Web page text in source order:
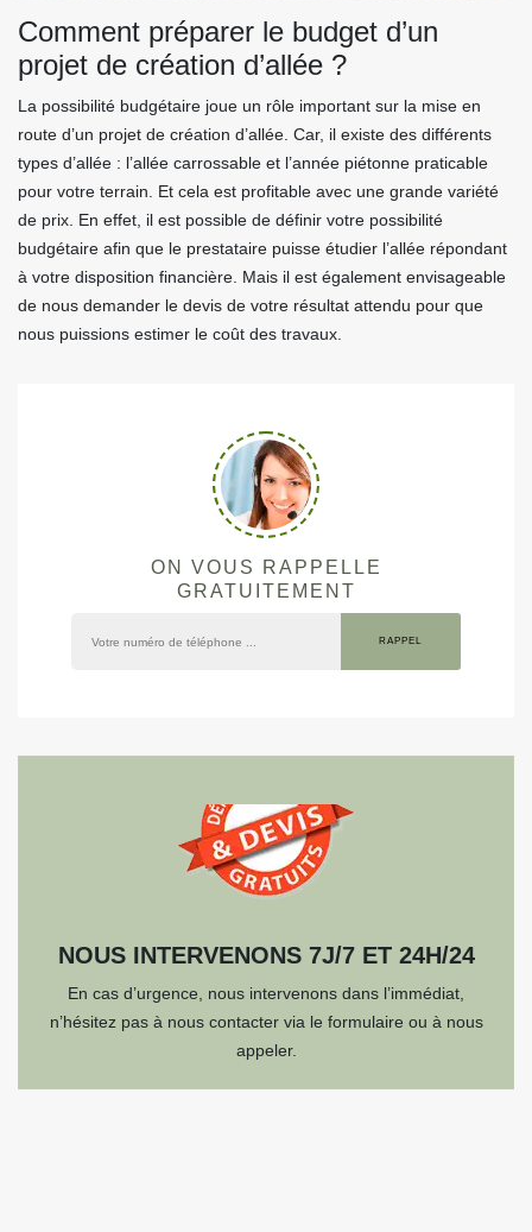
Comment préparer le budget d’un
projet de création d’allée ?
La possibilité budgétaire joue un rôle important sur la mise en
route d’un projet de création d’allée. Car, il existe des différents
types d’allée : l’allée carrossable et l’année piétonne praticable
pour votre terrain. Et cela est profitable avec une grande variété
de prix. En effet, il est possible de définir votre possibilité
budgétaire afin que le prestataire puisse étudier l’allée répondant
à votre disposition financière. Mais il est également envisageable
de nous demander le devis de votre résultat attendu pour que
nous puissions estimer le coût des travaux.
ON VOUS RAPPELLE
GRATUITEMENT
NOUS INTERVENONS 7J/7 ET 24H/24
En cas d’urgence, nous intervenons dans l’immédiat,
n’hésitez pas à nous contacter via le formulaire ou à nous
appeler.